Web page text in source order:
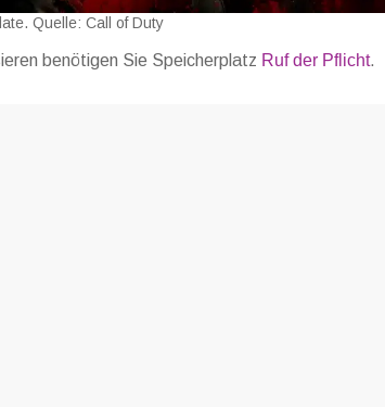
Quelle: Call of Duty
benötigen Sie Speicherplatz Ruf der Pflicht.